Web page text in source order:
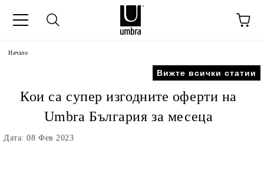
Начало
Вижте всички статии
Кои са супер изгодните оферти на
Umbra България за месеца
Дата: 08 Фев 2023